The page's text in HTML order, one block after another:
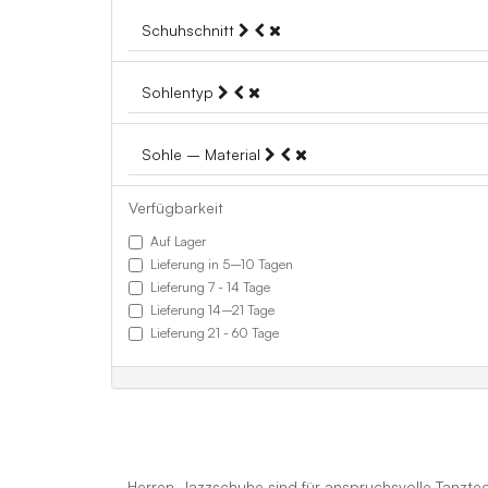
Schuhschnitt
Sohlentyp
Sohle – Material
Verfügbarkeit
Auf Lager
Lieferung in 5–10 Tagen
Lieferung 7 - 14 Tage
Lieferung 14–21 Tage
Lieferung 21 - 60 Tage